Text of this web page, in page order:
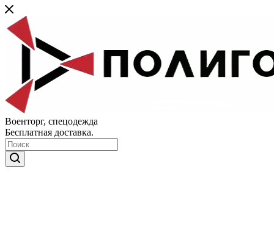
Военторг, спецодежда
Бесплатная доставка.